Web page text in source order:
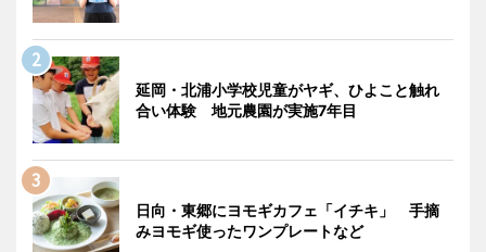
延岡・北浦小学校児童がヤギ、ひよこと触れ
合い体験 地元農園が実施7年目
日向・東郷にヨモギカフェ「イチキ」 手摘
みヨモギ使ったワンプレートなど